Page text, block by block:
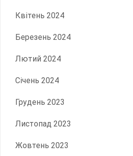
Квітень 2024
Березень 2024
Лютий 2024
Січень 2024
Грудень 2023
Листопад 2023
Жовтень 2023